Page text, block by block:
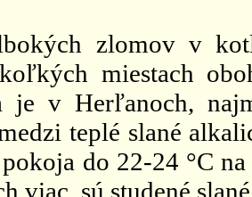
zlomov v
miestach
je v Herľanoch,
teplé slané
pokoja do 22-24 °C
viac, sú studené